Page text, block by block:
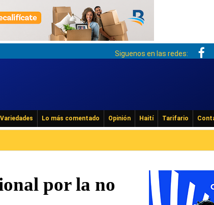
Siguenos en las redes:
Variedades Lo más comentado Opinión Haití Tarifario
por la no